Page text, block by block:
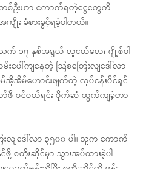
တစ်ဦးဟာ ကောက်ရတဲ့ငွေတွေကို
ကျိုး ခံစားခွင့်ရခဲ့ပါတယ်။
သက် ၁၇ နှစ်အရွယ် လူငယ်လေး ဂျို့စ်ပါ
ေါ်ကျနေတဲ့ သြစတြေးလျဒေါ်လာ
အိမ်ဟောင်းဖျက်တဲ့ လုပ်ငန်းပိုင်ရှင်
ဝင်ဝယ်ရင်း ပိုက်ဆံ ထွက်ကျခဲ့တာ
းလျဒေါ်လာ ၃၅၀၀ ပါ။ သူက ကောက်
စတိုးဆိုင်မှာ သွားအပ်ထားခဲ့ပါ